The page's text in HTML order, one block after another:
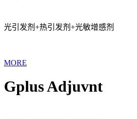
光引发剂+热引发剂+光敏增感剂
MORE
Gplus Adjuvnt